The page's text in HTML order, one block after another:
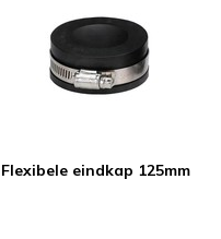
Flexibele eindkap 125mm